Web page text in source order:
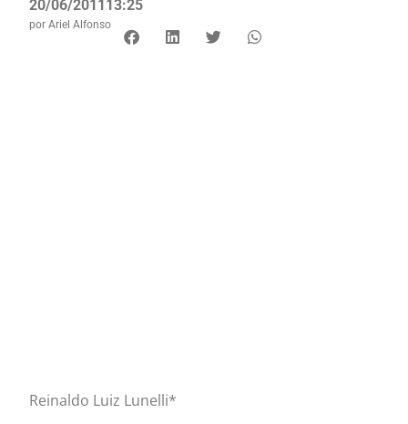
20/06/201113:25
por Ariel Alfonso
Reinaldo Luiz Lunelli*